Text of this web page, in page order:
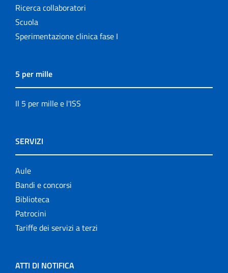
Ricerca collaboratori
Scuola
Sperimentazione clinica fase I
5 per mille
Il 5 per mille e l'ISS
SERVIZI
Aule
Bandi e concorsi
Biblioteca
Patrocini
Tariffe dei servizi a terzi
ATTI DI NOTIFICA